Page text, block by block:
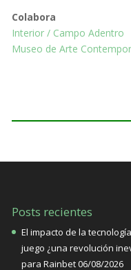
Colabora
Interior / Campo Adentro
Museo de Arte
Posts recientes
El impacto de la
juego ¿una revolución
para Rainbet06/08/2026